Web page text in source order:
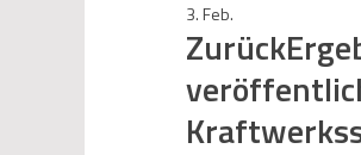
Compliance
Beihilfenrecht
3. Feb.